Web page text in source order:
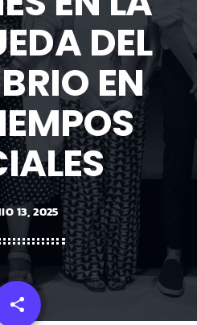
DEL
EN
13, 2025
share
email